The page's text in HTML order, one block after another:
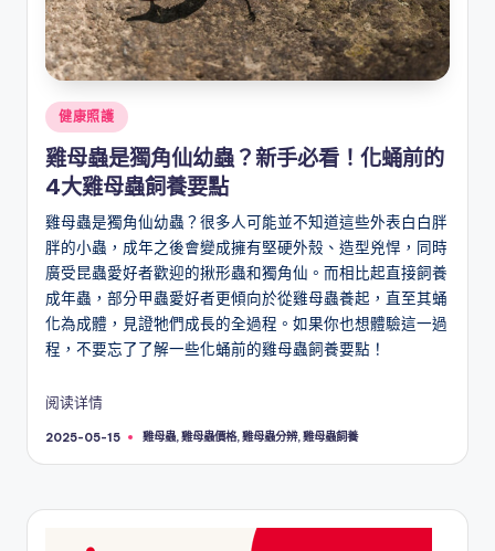
Posted
in
健康照護
雞母蟲是獨角仙幼蟲？新手必看！化蛹前的
4大雞母蟲飼養要點
雞母蟲是獨角仙幼蟲？很多人可能並不知道這些外表白白胖
胖的小蟲，成年之後會變成擁有堅硬外殼、造型兇悍，同時
廣受昆蟲愛好者歡迎的揪形蟲和獨角仙。而相比起直接飼養
成年蟲，部分甲蟲愛好者更傾向於從雞母蟲養起，直至其蛹
化為成體，見證牠們成長的全過程。如果你也想體驗這一過
程，不要忘了了解一些化蛹前的雞母蟲飼養要點！
阅读详情
2025-05-15
Tags: 雞母蟲,雞母蟲價格,雞母蟲分辨,雞母蟲飼養